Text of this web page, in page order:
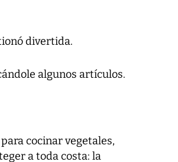
divertida.
algunos artículos.
cocinar vegetales,
a toda costa: la